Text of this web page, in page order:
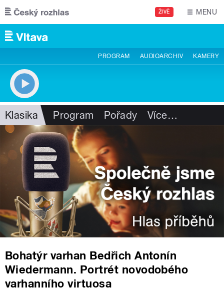
Přejít k hlavnímu obsahu
ŽIVĚ MENU
PROGRAM AUDIOARCHIV KAMERY
Klasika Program Pořady Více…
Bohatýr varhan Bedřich Antonín
Wiedermann. Portrét novodobého
varhanního virtuosa